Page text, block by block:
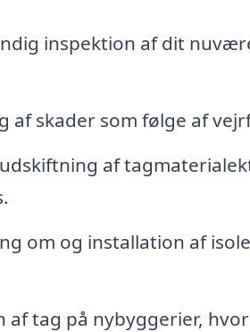
inspektion af dit
af skader som følge af
af
om og installation af
af tag på nybyggerier,